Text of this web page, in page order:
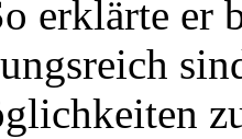
erklärte er